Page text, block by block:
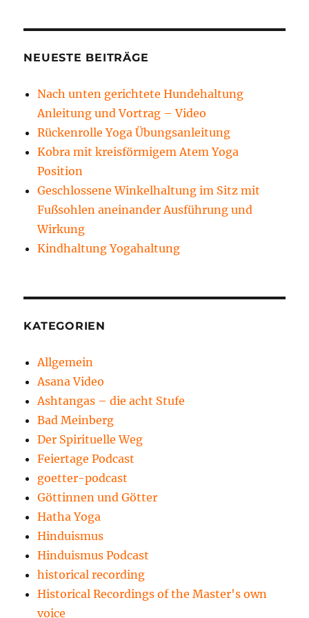
NEUESTE BEITRÄGE
Nach unten gerichtete Hundehaltung
Anleitung und Vortrag – Video
Rückenrolle Yoga Übungsanleitung
Kobra mit kreisförmigem Atem Yoga
Position
Geschlossene Winkelhaltung im Sitz mit
Fußsohlen aneinander Ausführung und
Wirkung
Kindhaltung Yogahaltung
KATEGORIEN
Allgemein
Asana Video
Ashtangas – die acht Stufe
Bad Meinberg
Der Spirituelle Weg
Feiertage Podcast
goetter-podcast
Göttinnen und Götter
Hatha Yoga
Hinduismus
Hinduismus Podcast
historical recording
Historical Recordings of the Master's own
voice